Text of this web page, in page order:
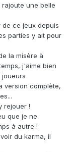
une belle
de ce jeux depuis
parties y ait pour
la misère à
j'aime bien
version complète,
rejouer !
que je ne
à autre !
du karma, il